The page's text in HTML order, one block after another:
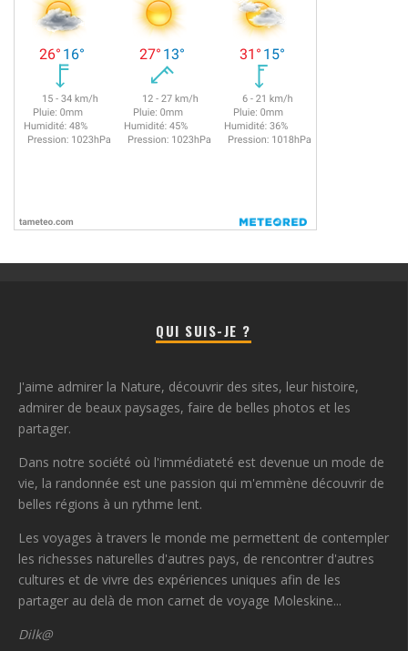
QUI SUIS-JE ?
J'aime admirer la Nature, découvrir des sites, leur histoire,
admirer de beaux paysages, faire de belles photos et les
partager.
Dans notre société où l'immédiateté est devenue un mode de
vie, la randonnée est une passion qui m'emmène découvrir de
belles régions à un rythme lent.
Les voyages à travers le monde me permettent de contempler
les richesses naturelles d'autres pays, de rencontrer d'autres
cultures et de vivre des expériences uniques afin de les
partager au delà de mon carnet de voyage Moleskine...
Dilk@